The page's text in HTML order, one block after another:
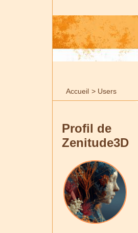
Accueil > Users
Profil de
Zenitude3D